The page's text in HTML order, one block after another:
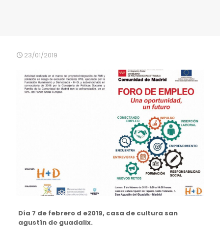
23/01/2019
Día 7 de febrero d e2019, casa de cultura san
agustín de guadalix.